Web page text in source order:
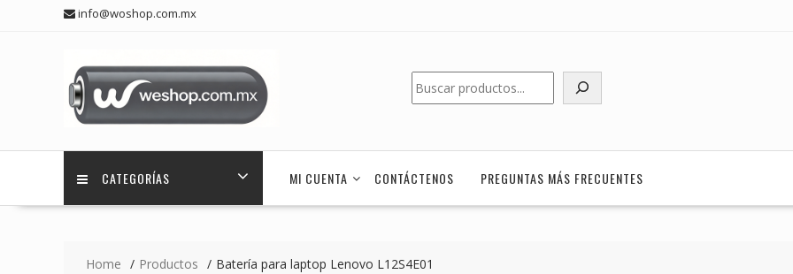
info@woshop.com.mx
Buscar
CATEGORÍAS MI CUENTA CONTÁCTENOS PREGUNTAS MÁS FRECUENTES
Home Productos Batería para laptop Lenovo L12S4E01